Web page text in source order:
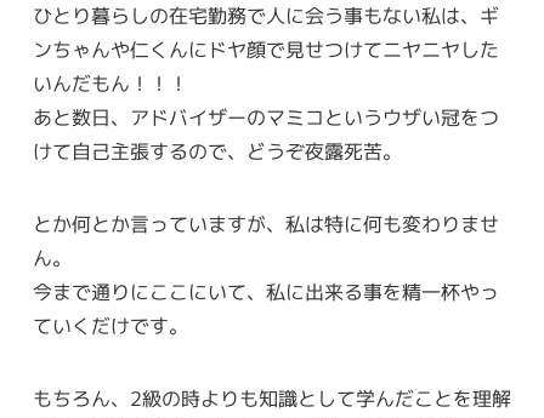
ひとり暮らしの在宅勤務で人に会う事もない私は、ギ
ンちゃんや仁くんにドヤ顔で見せつけてニヤニヤした
いんだもん！！！
あと数日、アドバイザーのマミコというウザい冠をつ
けて自己主張するので、どうぞ夜露死苦。
とか何とか言っていますが、私は特に何も変わりませ
ん。
今まで通りにここにいて、私に出来る事を精一杯やっ
ていくだけです。
もちろん、2級の時よりも知識として学んだことを理解